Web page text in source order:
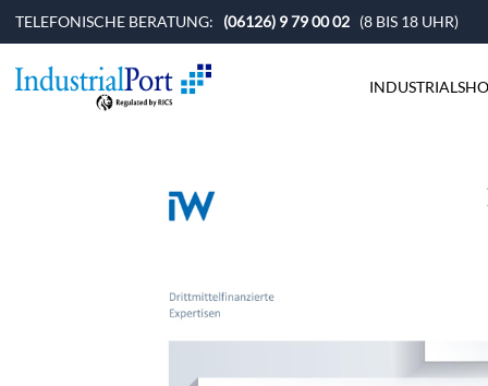
TELEFONISCHE BERATUNG: (06126) 9 79 00 02 (8 BIS 18 UHR)